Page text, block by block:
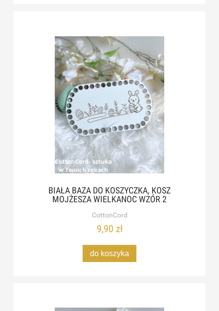
BIAŁA BAZA DO KOSZYCZKA, KOSZ
MOJŻESZA WIELKANOC WZÓR 2
CottonCord
9,90 zł
do koszyka